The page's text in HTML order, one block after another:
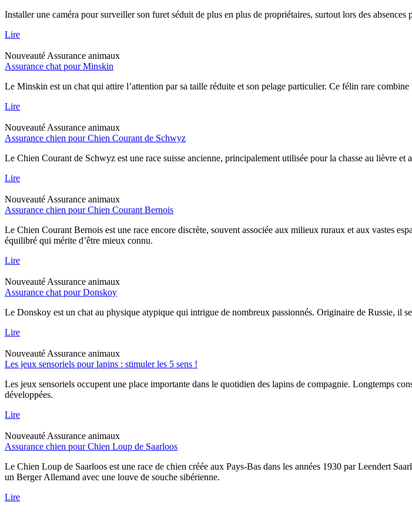
Installer une caméra pour surveiller son furet séduit de plus en plus de propriétaires, surtout lors des absences
Lire
Nouveauté Assurance animaux
Assurance chat pour Minskin
Le Minskin est un chat qui attire l’attention par sa taille réduite et son pelage particulier. Ce félin rare
Lire
Nouveauté Assurance animaux
Assurance chien pour Chien Courant de Schwyz
Le Chien Courant de Schwyz est une race suisse ancienne, principalement utilisée pour la chasse au lièvre et
Lire
Nouveauté Assurance animaux
Assurance chien pour Chien Courant Bernois
Le Chien Courant Bernois est une race encore discrète, souvent associée aux milieux ruraux et aux vastes
équilibré qui mérite d’être mieux connu.
Lire
Nouveauté Assurance animaux
Assurance chat pour Donskoy
Le Donskoy est un chat au physique atypique qui intrigue de nombreux passionnés. Originaire de Russie, il
Lire
Nouveauté Assurance animaux
Les jeux sensoriels pour lapins : stimuler les 5 sens !
Les jeux sensoriels occupent une place importante dans le quotidien des lapins de compagnie. Longtemps
développées.
Lire
Nouveauté Assurance animaux
Assurance chien pour Chien Loup de Saarloos
Le Chien Loup de Saarloos est une race de chien créée aux Pays-Bas dans les années 1930 par Leendert
un Berger Allemand avec une louve de souche sibérienne.
Lire